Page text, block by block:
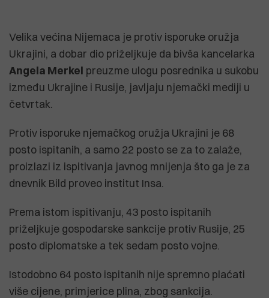
Velika većina Nijemaca je protiv isporuke oružja
Ukrajini, a dobar dio priželjkuje da bivša kancelarka
Angela Merkel preuzme ulogu posrednika u sukobu
između Ukrajine i Rusije, javljaju njemački mediji u
četvrtak.
Protiv isporuke njemačkog oružja Ukrajini je 68
posto ispitanih, a samo 22 posto se za to zalaže,
proizlazi iz ispitivanja javnog mnijenja što ga je za
dnevnik Bild proveo institut Insa.
Prema istom ispitivanju, 43 posto ispitanih
priželjkuje gospodarske sankcije protiv Rusije, 25
posto diplomatske a tek sedam posto vojne.
Istodobno 64 posto ispitanih nije spremno plaćati
više cijene, primjerice plina, zbog sankcija.